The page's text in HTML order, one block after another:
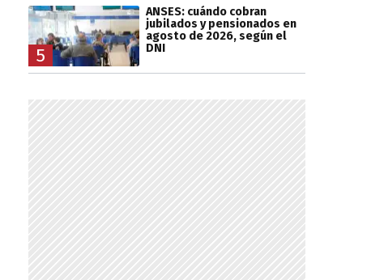
5
ANSES: cuándo cobran
jubilados y pensionados en
agosto de 2026, según el
DNI